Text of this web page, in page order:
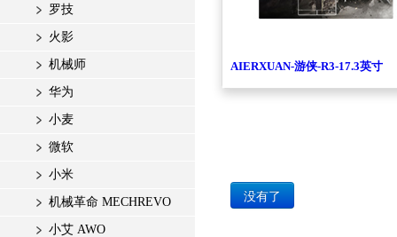
罗技
火影
机械师
华为
小麦
微软
小米
机械革命 MECHREVO
小艾 AWO
AIERXUAN-游侠-R3-17.3英寸
没有了